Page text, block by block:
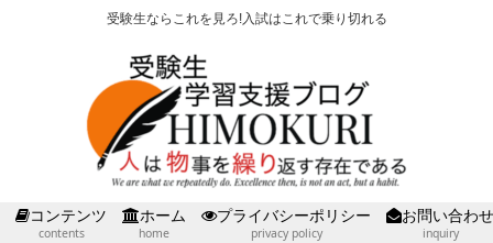
受験生ならこれを見ろ!入試はこれで乗り切れる
コンテンツ
contents
ホーム
home
プライバシーポリシー
privacy policy
お問い合わせ
inquiry